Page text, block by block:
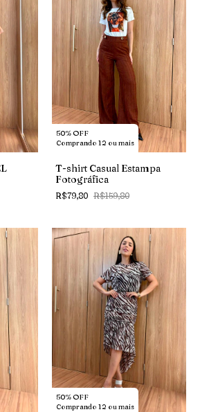
50% OFF
Comprando 12 ou mais
T-shirt Casual Estampa
Fotográfica
R$79,80 R$159,80
50% OFF
Comprando 12 ou mais